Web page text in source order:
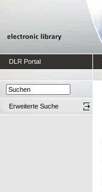
DLR Portal
Erweiterte Suche